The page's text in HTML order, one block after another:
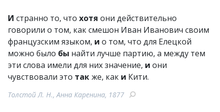
И странно то, что хотя они действительно
говорили о том, как смешон Иван Иванович своим
французским языком, и о том, что для Елецкой
можно было бы найти лучше партию, а между тем
эти слова имели для них значение, и они
чувствовали это также, как и Кити.
Толстой Л. Н., Анна Каренина, 1877